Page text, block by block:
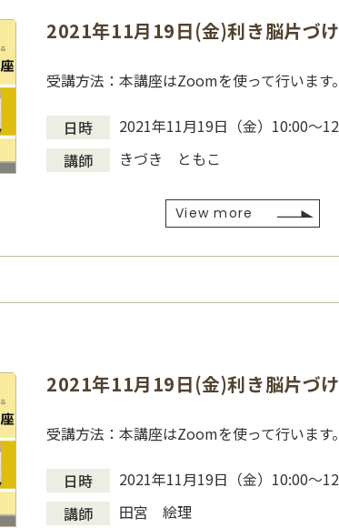
2021年11月19日(金)利き脳片づ
受講方法：本講座はZoomを使って行います
日時
2021年11月19日（金）10:00〜
講師
きづき ともこ
View more
2021年11月19日(金)利き脳片づ
受講方法：本講座はZoomを使って行います
日時
2021年11月19日（金）10:00〜
講師
田宮 絵理